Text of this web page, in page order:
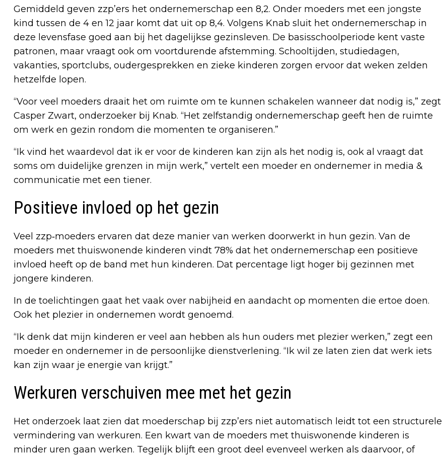
Gemiddeld geven zzp’ers het ondernemerschap een 8,2. Onder moeders met een jongste
kind tussen de 4 en 12 jaar komt dat uit op 8,4. Volgens Knab sluit het ondernemerschap in
deze levensfase goed aan bij het dagelijkse gezinsleven. De basisschoolperiode kent vaste
patronen, maar vraagt ook om voortdurende afstemming. Schooltijden, studiedagen,
vakanties, sportclubs, oudergesprekken en zieke kinderen zorgen ervoor dat weken zelden
hetzelfde lopen.
“Voor veel moeders draait het om ruimte om te kunnen schakelen wanneer dat nodig is,” zegt
Casper Zwart, onderzoeker bij Knab. “Het zelfstandig ondernemerschap geeft hen de ruimte
om werk en gezin rondom die momenten te organiseren.”
“Ik vind het waardevol dat ik er voor de kinderen kan zijn als het nodig is, ook al vraagt dat
soms om duidelijke grenzen in mijn werk,” vertelt een moeder en ondernemer in media &
communicatie met een tiener.
Positieve invloed op het gezin
Veel zzp‑moeders ervaren dat deze manier van werken doorwerkt in hun gezin. Van de
moeders met thuiswonende kinderen vindt 78% dat het ondernemerschap een positieve
invloed heeft op de band met hun kinderen. Dat percentage ligt hoger bij gezinnen met
jongere kinderen.
In de toelichtingen gaat het vaak over nabijheid en aandacht op momenten die ertoe doen.
Ook het plezier in ondernemen wordt genoemd.
“Ik denk dat mijn kinderen er veel aan hebben als hun ouders met plezier werken,” zegt een
moeder en ondernemer in de persoonlijke dienstverlening. “Ik wil ze laten zien dat werk iets
kan zijn waar je energie van krijgt.”
Werkuren verschuiven mee met het gezin
Het onderzoek laat zien dat moederschap bij zzp’ers niet automatisch leidt tot een structurele
vermindering van werkuren. Een kwart van de moeders met thuiswonende kinderen is
minder uren gaan werken. Tegelijk blijft een groot deel evenveel werken als daarvoor, of